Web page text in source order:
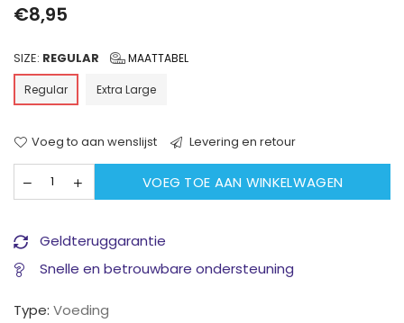
Prijs
€8,95
SIZE: REGULAR MAATTABEL
Regular Extra Large
Voeg to aan wenslijst Levering en retour
VOEG TOE AAN WINKELWAGEN
Geldteruggarantie
Snelle en betrouwbare ondersteuning
Type: Voeding